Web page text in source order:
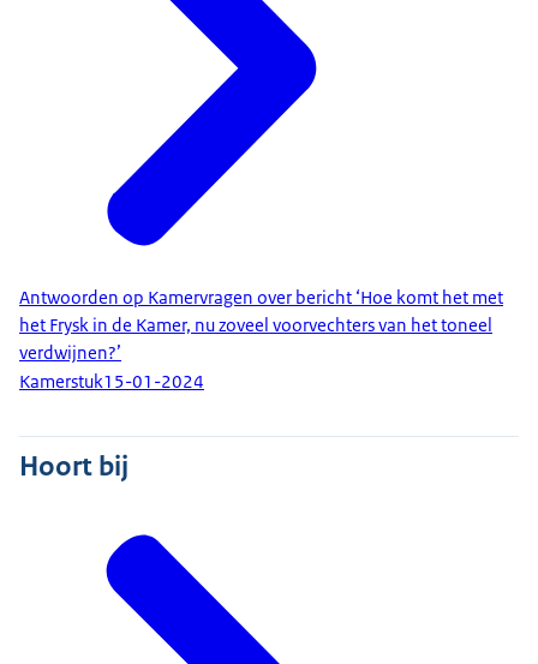
Antwoorden op Kamervragen over bericht ‘Hoe komt het met
het Frysk in de Kamer, nu zoveel voorvechters van het toneel
verdwijnen?’
Kamerstuk15-01-2024
Hoort bij